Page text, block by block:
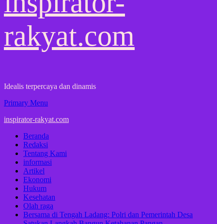
rakyat.com
Idealis terpercaya dan dinamis
Primary Menu
inspirator-rakyat.com
Beranda
Redaksi
Tentang Kami
informasi
Artikel
Ekonomi
Hukum
Kesehatan
Olah raga
Bersama di Tengah Ladang: Polri dan Pemerintah Desa